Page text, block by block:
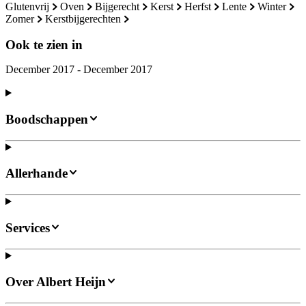
glutenvrij oven bijgerecht kerst herfst lente
winter
zomer
kerstbijgerechten
Ook te zien in
December 2017 - December 2017
Boodschappen
Allerhande
Services
Over Albert Heijn